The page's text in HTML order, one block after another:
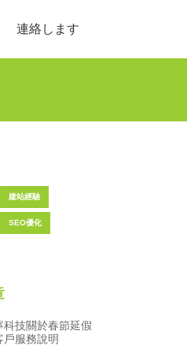
連絡します
建站經驗
SEO優化
科技關於春節延假
戶服務說明